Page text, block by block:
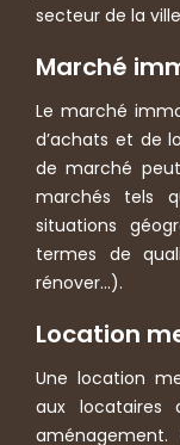
secteur de la
Marché
Le marché
d’achats et de
de marché
marchés tels
situations
termes de
rénover…).
Location
Une location
aux locataires